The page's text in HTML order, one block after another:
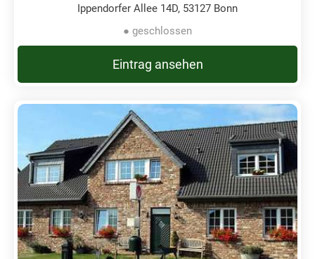
Ippendorfer Allee 14D, 53127 Bonn
● geschlossen
Eintrag ansehen